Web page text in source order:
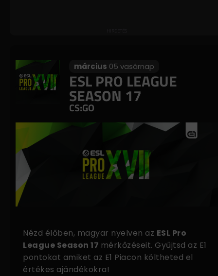
március 05 vasárnap
ESL PRO LEAGUE
SEASON 17
CS:GO
Nézd élőben, magyar nyelven az ESL Pro
League Season 17 mérkőzéseit. Gyűjtsd az E1
pontokat amiket az E1 Piacon költheted el
értékes ajándékokra!